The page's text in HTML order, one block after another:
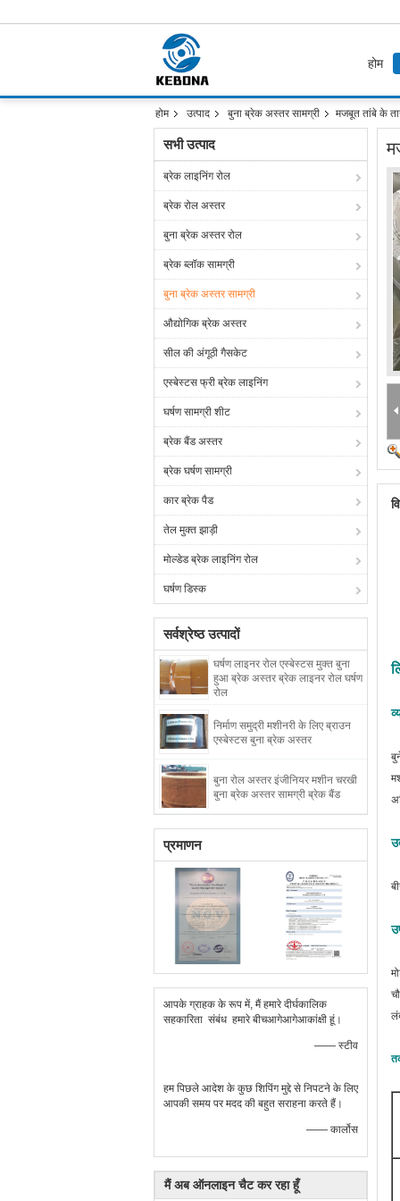
होम
होम उत्पाद बुना ब्रेक अस्तर सामग्री मजबूत तांबे के
सभी उत्पाद
ब्रेक लाइनिंग रोल
ब्रेक रोल अस्तर
बुना ब्रेक अस्तर रोल
ब्रेक ब्लॉक सामग्री
बुना ब्रेक अस्तर सामग्री
औद्योगिक ब्रेक अस्तर
सील की अंगूठी गैसकेट
एस्बेस्टस फ्री ब्रेक लाइनिंग
घर्षण सामग्री शीट
ब्रेक बैंड अस्तर
ब्रेक घर्षण सामग्री
कार ब्रेक पैड
तेल मुक्त झाड़ी
मोल्डेड ब्रेक लाइनिंग रोल
घर्षण डिस्क
सर्वश्रेष्ठ उत्पादों
घर्षण लाइनर रोल एस्बेस्टस मुक्त बुना
हुआ ब्रेक अस्तर ब्रेक लाइनर रोल घर्षण
रोल
निर्माण समुद्री मशीनरी के लिए ब्राउन
एस्बेस्टस बुना ब्रेक अस्तर
बुना रोल अस्तर इंजीनियर मशीन चरखी
बुना ब्रेक अस्तर सामग्री ब्रेक बैंड
प्रमाणन
आपके ग्राहक के रूप में, मैं हमारे दीर्घकालिक
सहकारिता संबंध हमारे बीचआगेआगेआकांक्षी हूं।
—— स्टीव
हम पिछले आदेश के कुछ शिपिंग मुद्दे से निपटने के लिए
आपकी समय पर मदद की बहुत सराहना करते हैं।
—— कार्लोस
मैं अब ऑनलाइन चैट कर रहा हूँ
बी